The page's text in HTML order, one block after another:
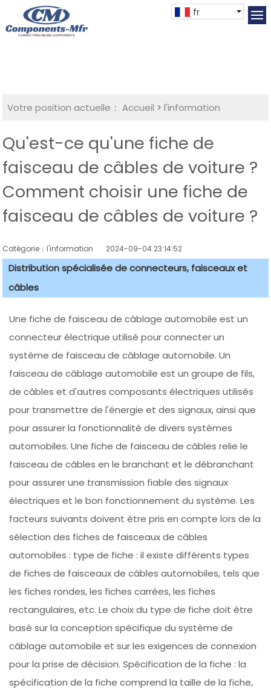
fr
Votre position actuelle： Accueil >l'information
Qu'est-ce qu'une fiche de
faisceau de câbles de voiture ?
Comment choisir une fiche de
faisceau de câbles de voiture ?
Catégorie：l'information 2024-09-04 23:14:52
Distribution spécialisée de connecteurs, faisceaux et
câbles
Une fiche de faisceau de câblage automobile est un
connecteur électrique utilisé pour connecter un
système de faisceau de câblage automobile. Un
faisceau de câblage automobile est un groupe de fils,
de câbles et d'autres composants électriques utilisés
pour transmettre de l'énergie et des signaux, ainsi que
pour assurer la fonctionnalité de divers systèmes
automobiles. Une fiche de faisceau de câbles relie le
faisceau de câbles en le branchant et le débranchant
pour assurer une transmission fiable des signaux
électriques et le bon fonctionnement du système. Les
facteurs suivants doivent être pris en compte lors de la
sélection des fiches de faisceaux de câbles
automobiles : type de fiche : il existe différents types
de fiches de faisceaux de câbles automobiles, tels que
les fiches rondes, les fiches carrées, les fiches
rectangulaires, etc. Le choix du type de fiche doit être
basé sur la conception spécifique du système de
câblage automobile et sur les exigences de connexion
pour la prise de décision. Spécification de la fiche : la
spécification de la fiche comprend la taille de la fiche,